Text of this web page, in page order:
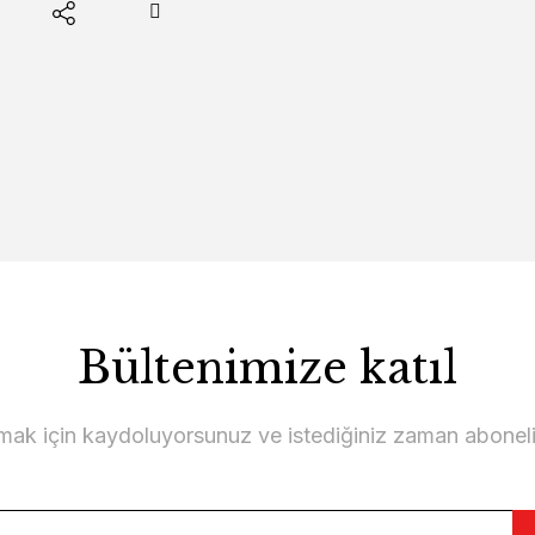
Bültenimize katıl
için kaydoluyorsunuz ve istediğiniz zaman